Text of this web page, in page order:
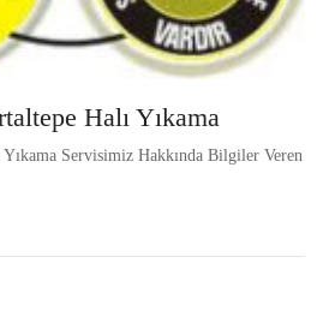
Halı Yıkama
Servisimiz Hakkında Bilgiler Veren